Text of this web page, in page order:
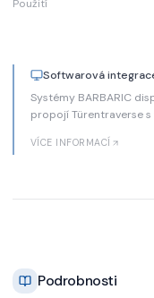
Použití
Softwarová
Systémy BARBARIC
propojí Türentraverse s
VÍCE INFORMACÍ
Podrobnosti